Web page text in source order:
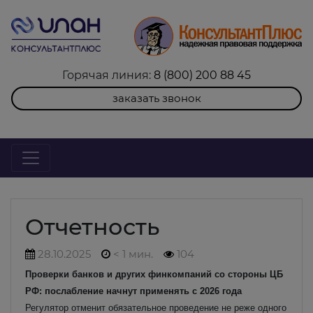
Горячая линия: 8 (800) 200 88 45
заказать звонок
Отчетность
28.10.2025 < 1 мин. 104
Проверки банков и других финкомпаний со стороны ЦБ
РФ: послабление начнут применять с 2026 года
Регулятор отменит обязательное проведение не реже одного